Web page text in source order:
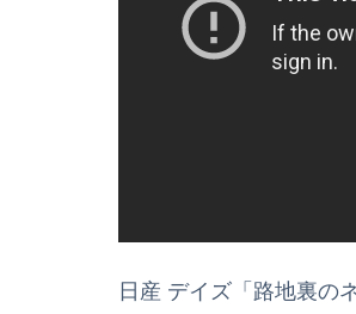
日産 デイズ「路地裏の